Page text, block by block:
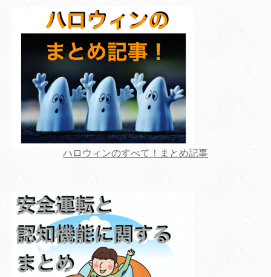
ハロウィンのすべて！まとめ記事